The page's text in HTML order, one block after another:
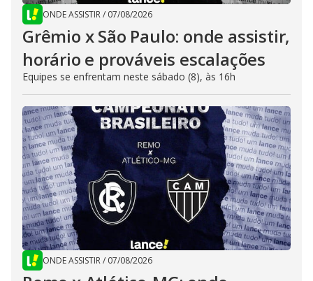
ONDE ASSISTIR/ 07/08/2026
Grêmio x São Paulo: onde assistir,
horário e prováveis escalações
Equipes se enfrentam neste sábado (8), às 16h
ONDE ASSISTIR/ 07/08/2026